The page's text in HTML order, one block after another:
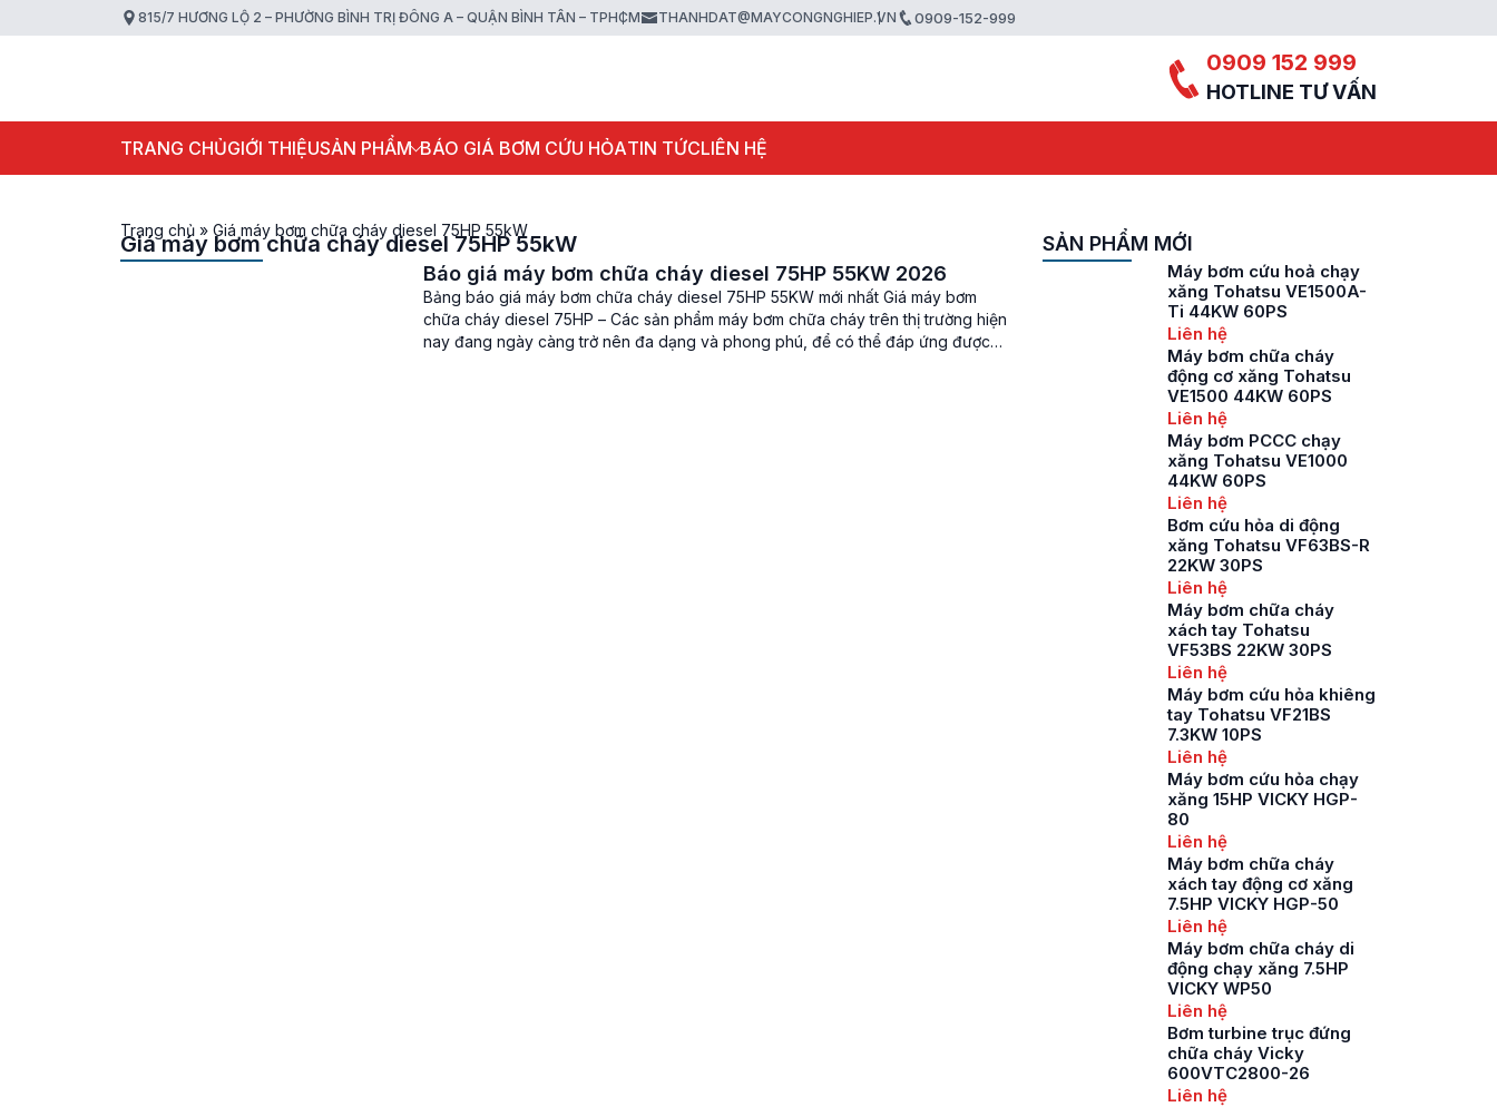
815/7 HƯƠNG LỘ 2 – PHƯỜNG BÌNH TRỊ ĐÔNG A – QUẬN BÌNH TÂN – TPHCM THANHDAT@MAYCONGNGHIEP.VN 0909-152-999
0909 152 999
HOTLINE TƯ VẤN
TRANG CHỦGIỚI THIỆUSẢN PHẨM BÁO GIÁ BƠM CỨU HỎATIN TỨCLIÊN HỆ
Trang chủ » Giá máy bơm chữa cháy diesel 75HP 55kW
Giá máy bơm chữa cháy diesel 75HP 55kW
Báo giá máy bơm chữa cháy diesel 75HP 55KW 2026
Bảng báo giá máy bơm chữa cháy diesel 75HP 55KW mới nhất Giá máy bơm
chữa cháy diesel 75HP – Các sản phẩm máy bơm chữa cháy trên thị trường hiện
nay đang ngày càng trở nên đa dạng và phong phú, để có thể đáp ứng được
SẢN PHẨM MỚI
Máy bơm cứu hoả chạy
xăng Tohatsu VE1500A-
Ti 44KW 60PS
Liên hệ
Máy bơm chữa cháy
động cơ xăng Tohatsu
VE1500 44KW 60PS
Liên hệ
Máy bơm PCCC chạy
xăng Tohatsu VE1000
44KW 60PS
Liên hệ
Bơm cứu hỏa di động
xăng Tohatsu VF63BS-R
22KW 30PS
Liên hệ
Máy bơm chữa cháy
xách tay Tohatsu
VF53BS 22KW 30PS
Liên hệ
Máy bơm cứu hỏa khiêng
tay Tohatsu VF21BS
7.3KW 10PS
Liên hệ
Máy bơm cứu hỏa chạy
xăng 15HP VICKY HGP-
80
Liên hệ
Máy bơm chữa cháy
xách tay động cơ xăng
7.5HP VICKY HGP-50
Liên hệ
Máy bơm chữa cháy di
động chạy xăng 7.5HP
VICKY WP50
Liên hệ
Bơm turbine trục đứng
chữa cháy Vicky
600VTC2800-26
Liên hệ